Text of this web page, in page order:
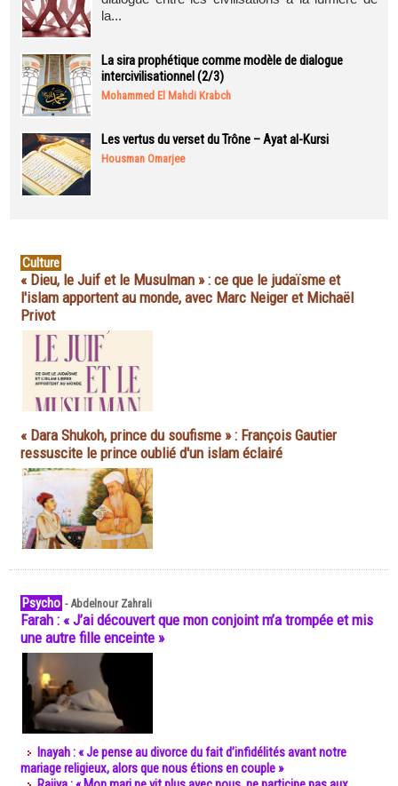
la...
La sira prophétique comme modèle de dialogue
intercivilisationnel (2/3)
Mohammed El Mahdi Krabch
Les vertus du verset du Trône – Ayat al-Kursi
Housman Omarjee
Culture
« Dieu, le Juif et le Musulman » : ce que le judaïsme et
l'islam apportent au monde, avec Marc Neiger et Michaël
Privot
« Dara Shukoh, prince du soufisme » : François Gautier
ressuscite le prince oublié d'un islam éclairé
Psycho -Abdelnour Zahrali
Farah : « J’ai découvert que mon conjoint m’a trompée et mis
une autre fille enceinte »
Inayah : « Je pense au divorce du fait d’infidélités avant notre
mariage religieux, alors que nous étions en couple »